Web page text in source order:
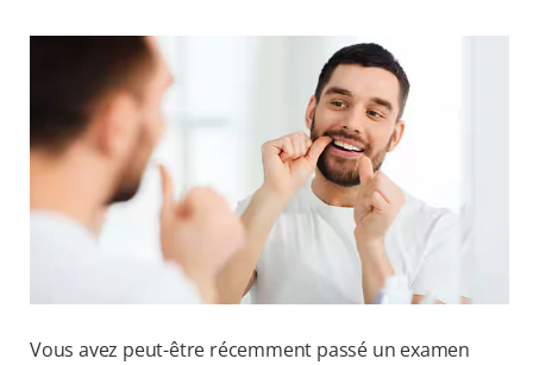
Vous avez peut-être récemment passé un examen